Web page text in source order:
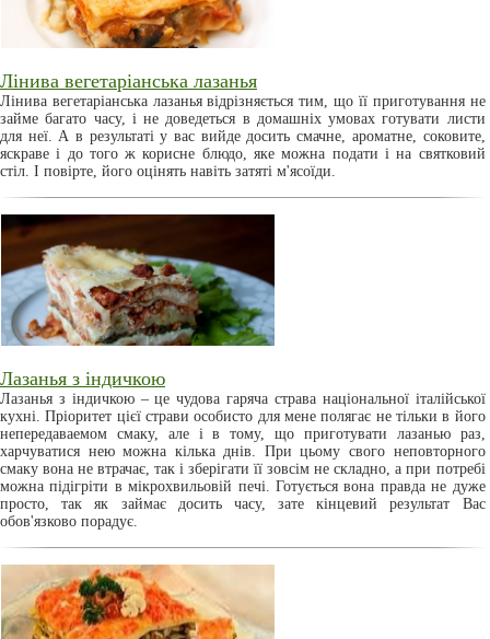
Лінива вегетаріанська лазанья
Лінива вегетаріанська лазанья відрізняється тим, що її приготування не
займе багато часу, і не доведеться в домашніх умовах готувати листи
для неї. А в результаті у вас вийде досить смачне, ароматне, соковите,
яскраве і до того ж корисне блюдо, яке можна подати і на святковий
стіл. І повірте, його оцінять навіть затяті м'ясоїди.
Лазанья з індичкою
Лазанья з індичкою – це чудова гаряча страва національної італійської
кухні. Пріоритет цієї страви особисто для мене полягає не тільки в його
непередаваемом смаку, але і в тому, що приготувати лазанью раз,
харчуватися нею можна кілька днів. При цьому свого неповторного
смаку вона не втрачає, так і зберігати її зовсім не складно, а при потребі
можна підігріти в мікрохвильовій печі. Готується вона правда не дуже
просто, так як займає досить часу, зате кінцевий результат Вас
обов'язково порадує.